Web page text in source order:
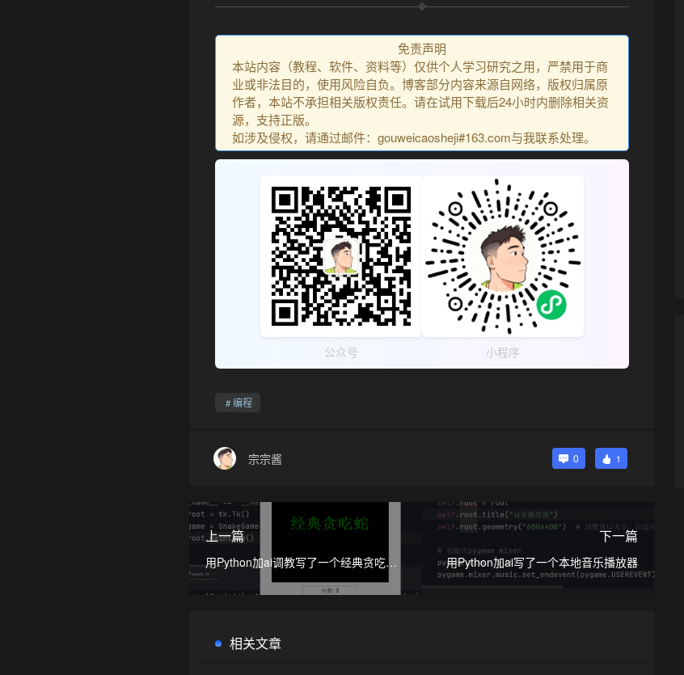
免责声明
本站内容（教程、软件、资料等）仅供个人学习研究之用，严禁用于商
业或非法目的，使用风险自负。博客部分内容来源自网络，版权归属原
作者，本站不承担相关版权责任。请在试用下载后24小时内删除相关资
源，支持正版。
如涉及侵权，请通过邮件：gouweicaosheji#163.com与我联系处理。
公众号 小程序
编程
宗宗酱 0 1
上一篇
用Python加ai调教写了一个经典贪吃蛇
游戏
下一篇
用Python加ai写了一个本地音乐播放器
相关文章